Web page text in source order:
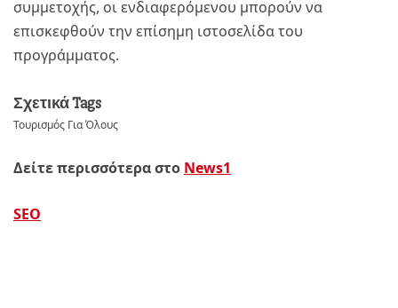
συμμετοχής, οι ενδιαφερόμενου μπορούν να
επισκεφθούν την επίσημη ιστοσελίδα του
προγράμματος.
Σχετικά Tags
Τουρισμός Για Όλους
Δείτε περισσότερα στο News1
SEO